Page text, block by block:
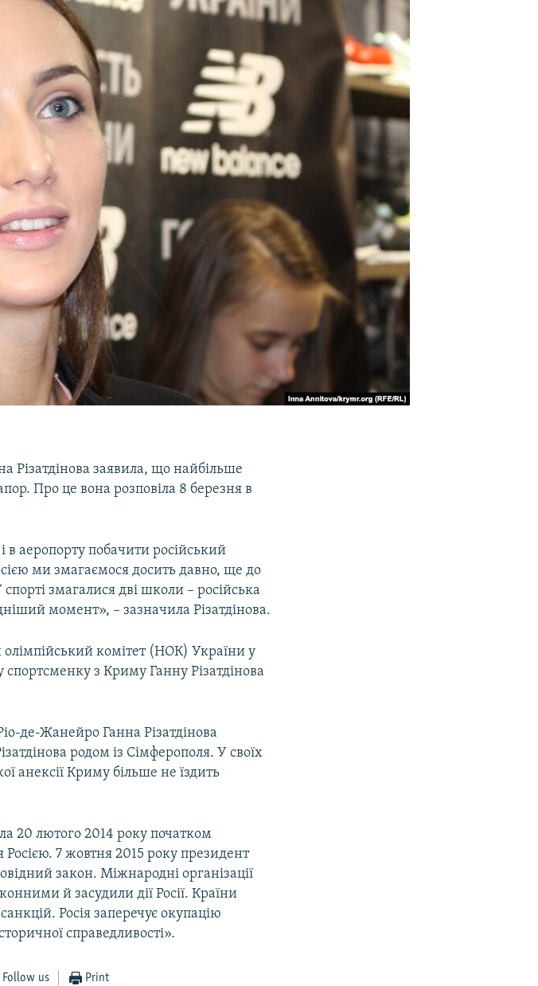
Різатдінова заявила, що найбільше
Про це вона розповіла 8 березня в
аеропорту побачити російський
ми змагаємося досить давно, ще до
змагалися дві школи – російська
момент», – зазначила Різатдінова.
комітет (НОК) України у
з Криму Ганну Різатдінова
де-Жанейро Ганна Різатдінова
родом із Сімферополя. У своїх
анексії Криму більше не їздить
20 лютого 2014 року початком
Росією. 7 жовтня 2015 року президент
закон. Міжнародні організації
й засудили дії Росії. Країни
Росія заперечує окупацію
справедливості».
Follow us Print